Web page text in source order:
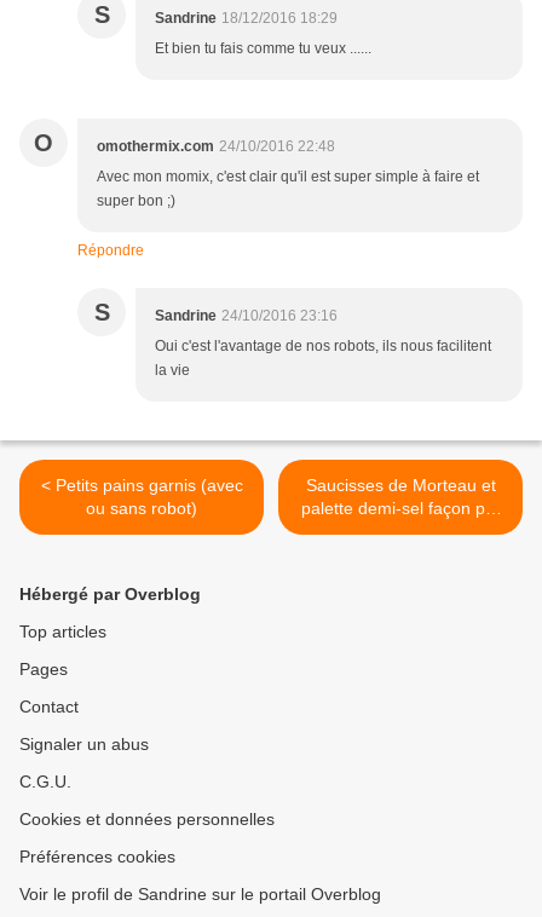
S Sandrine 18/12/2016 18:29
Et bien tu fais comme tu veux ......
O omothermix.com 24/10/2016 22:48
Avec mon momix, c'est clair qu'il est super simple à faire et
super bon ;)
Répondre
S Sandrine 24/10/2016 23:16
Oui c'est l'avantage de nos robots, ils nous facilitent
la vie
< Petits pains garnis (avec
ou sans robot)
Saucisses de Morteau et
palette demi-sel façon pot
au feu (au companion ou
Hébergé par Overblog
Top articles
Pages
Contact
Signaler un abus
C.G.U.
Cookies et données personnelles
Préférences cookies
Voir le profil de Sandrine sur le portail Overblog